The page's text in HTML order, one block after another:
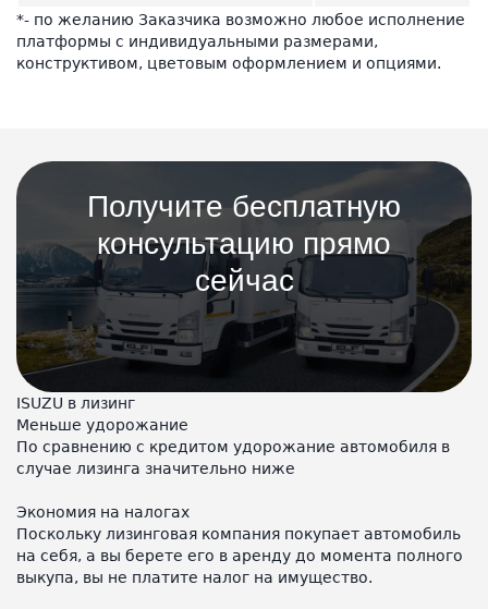
*- по желанию Заказчика возможно любое исполнение
платформы с индивидуальными размерами,
конструктивом, цветовым оформлением и опциями.
Получите бесплатную
консультацию прямо
сейчас
ISUZU в лизинг
Меньше удорожание
По сравнению с кредитом удорожание автомобиля в
случае лизинга значительно ниже
Экономия на налогах
Поскольку лизинговая компания покупает автомобиль
на себя, а вы берете его в аренду до момента полного
выкупа, вы не платите налог на имущество.